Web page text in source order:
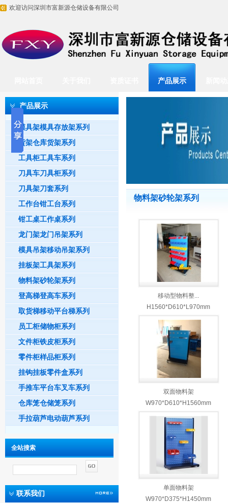
欢迎访问深圳市富新源仓储设备有限公司
产品展示
产品展示
模具架模具存放架系列
货架仓库货架系列
工具柜工具车系列
刀具车刀具柜系列
刀具架刀套系列
工作台钳工台系列
钳工桌工作桌系列
龙门架龙门吊架系列
模具吊架移动吊架系列
挂板架工具架系列
物料架砂轮架系列
登高梯登高车系列
取货梯移动平台梯系列
员工柜储物柜系列
文件柜铁皮柜系列
零件柜样品柜系列
挂钩挂板零件盒系列
手推车平台车叉车系列
仓库笼仓储笼系列
手拉葫芦电动葫芦系列
全站搜索
联系我们
物料架砂轮架系列
移动型物料整...
H1560*D610*L970mm
双面物料架
W970*D610*H1560mm
单面物料架
W970*D375*H1450mm